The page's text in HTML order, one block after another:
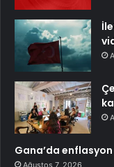
Gana’da
Ağustos 7, 2026